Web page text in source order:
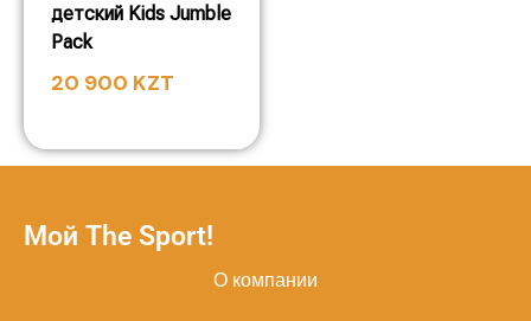
детский Kids Jumble
Pack
20 900 KZT
Мой The Sport!
О компании